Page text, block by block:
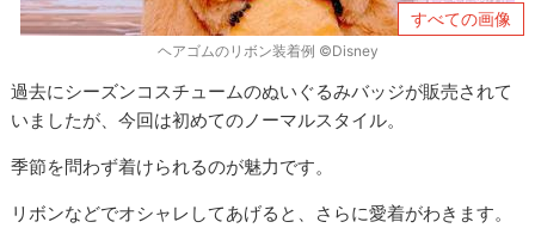
すべての画像
ヘアゴムのリボン装着例 ©Disney
過去にシーズンコスチュームのぬいぐるみバッジが販売されて
いましたが、今回は初めてのノーマルスタイル。
季節を問わず着けられるのが魅力です。
リボンなどでオシャレしてあげると、さらに愛着がわきます。